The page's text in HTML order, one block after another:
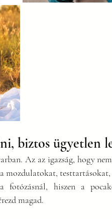
biztos ügyetlen
Az az igazság, hogy
mozdulatokat,
fotózásnál, hiszen a
magad.